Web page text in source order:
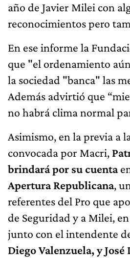
año de Javier Milei con
reconocimientos pero
En ese informe la
que "el ordenamiento
la sociedad "banca" las
Además advirtió que
no habrá clima normal
Asimismo, en la previa a
convocada por Macri,
brindará por su cuenta
Apertura Republicana,
referentes del Pro que
de Seguridad y a Milei,
junto con el intendente
Diego Valenzuela, y José